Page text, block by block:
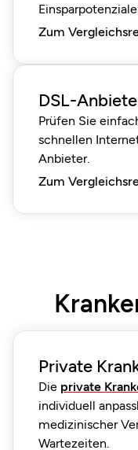
Zum
DSL-
Prüfen Sie
schnellen
Anbieter.
Zum
Private
Die private
individuell
medizinischer
Wartezeiten.